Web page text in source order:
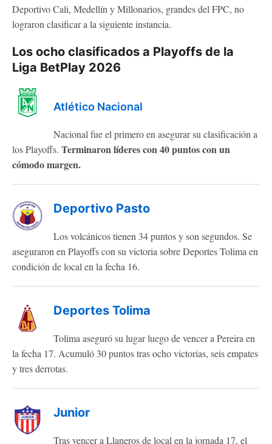
Deportivo Cali, Medellín y Millonarios, grandes del FPC, no
lograron clasificar a la siguiente instancia.
Los ocho clasificados a Playoffs de la
Liga BetPlay 2026
Atlético Nacional
Nacional fue el primero en asegurar su clasificación a
los Playoffs. Terminaron líderes con 40 puntos con un
cómodo margen.
Deportivo Pasto
Los volcánicos tienen 34 puntos y son segundos. Se
aseguraron en Playoffs con su victoria sobre Deportes Tolima en
condición de local en la fecha 16.
Deportes Tolima
Tolima aseguró su lugar luego de vencer a Pereira en
la fecha 17. Acumuló 30 puntos tras ocho victorias, seis empates
y tres derrotas.
Junior
Tras vencer a Llaneros de local en la jornada 17, el